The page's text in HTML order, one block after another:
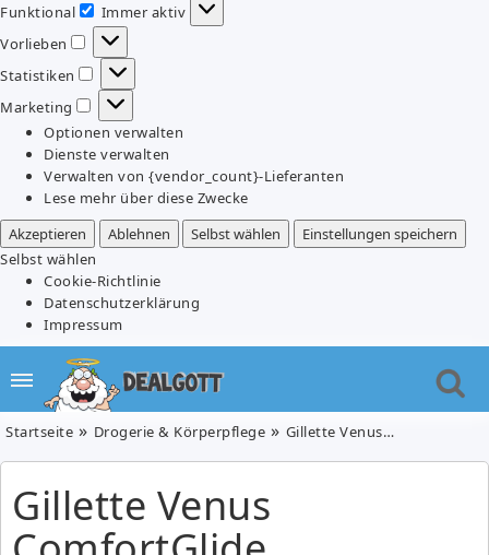
Funktional
Funktional
Immer aktiv
Vorlieben
Vorlieben
Statistiken
Statistiken
Marketing
Marketing
Optionen verwalten
Dienste verwalten
Verwalten von {vendor_count}-Lieferanten
Lese mehr über diese Zwecke
Akzeptieren
Ablehnen Selbst wählen
Einstellungen speichern
Selbst wählen
Cookie-Richtlinie
Datenschutzerklärung
Impressum
Startseite Drogerie & Körperpflege Gillette Venus ComfortGlide Rasierklingen 8er für 19,00€ im Spar-Abo
Gillette Venus